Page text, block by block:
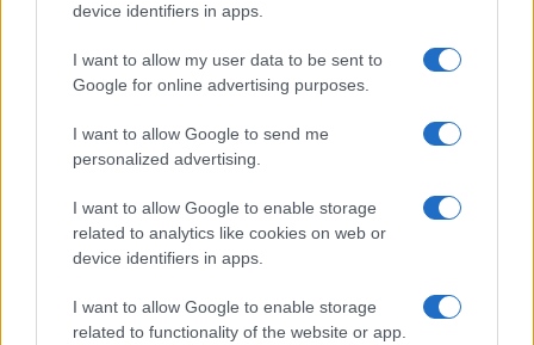
device identifiers in apps.
I want to allow my user data to be sent to
Google for online advertising purposes.
I want to allow Google to send me
personalized advertising.
I want to allow Google to enable storage
related to analytics like cookies on web or
device identifiers in apps.
I want to allow Google to enable storage
related to functionality of the website or app.
Continua a leggere
BENESSERE